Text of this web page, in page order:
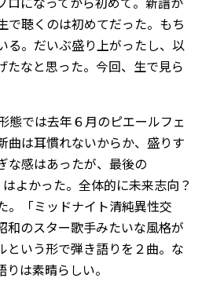
で聴くのは初めてだった。もち
る。だいぶ盛り上がったし、以
たなと思った。今回、生で見ら
態では去年６月のピエールフェ
曲は耳慣れないからか、盛りす
な感はあったが、最後の
はよかった。全体的に未来志向？
。「ミッドナイト清純異性交
和のスター歌手みたいな風格が
という形で弾き語りを２曲。な
は素晴らしい。